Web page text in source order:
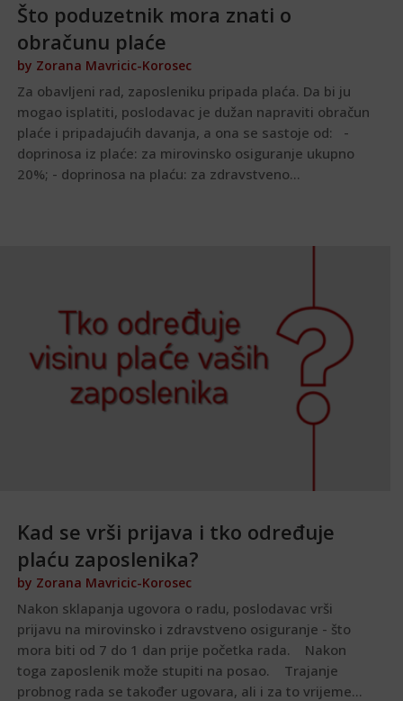
Što poduzetnik mora znati o
obračunu plaće
by Zorana Mavricic-Korosec
Za obavljeni rad, zaposleniku pripada plaća. Da bi ju
mogao isplatiti, poslodavac je dužan napraviti obračun
plaće i pripadajućih davanja, a ona se sastoje od: -
doprinosa iz plaće: za mirovinsko osiguranje ukupno
20%; - doprinosa na plaću: za zdravstveno...
Kad se vrši prijava i tko određuje
plaću zaposlenika?
by Zorana Mavricic-Korosec
Nakon sklapanja ugovora o radu, poslodavac vrši
prijavu na mirovinsko i zdravstveno osiguranje - što
mora biti od 7 do 1 dan prije početka rada. Nakon
toga zaposlenik može stupiti na posao. Trajanje
probnog rada se također ugovara, ali i za to vrijeme...